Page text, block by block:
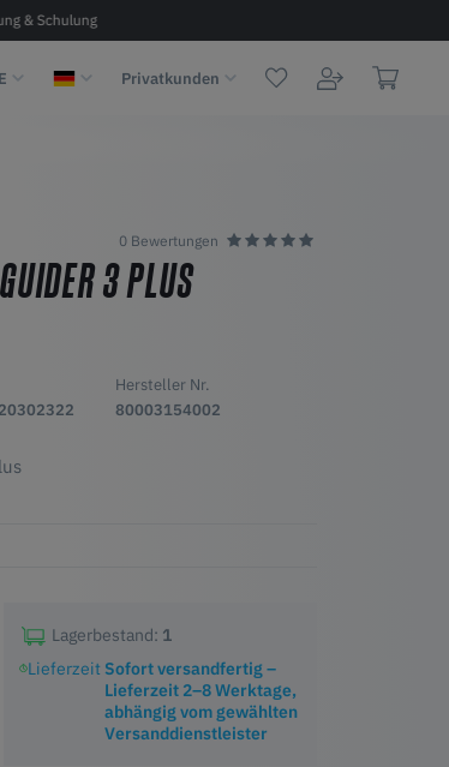
& Schulung
Privatkunden
0 Bewertungen
3 PLUS
Hersteller Nr.
80003154002
Lagerbestand: 1
Lieferzeit Sofort versandfertig –
Lieferzeit 2–8 Werktage,
abhängig vom gewählten
Versanddienstleister